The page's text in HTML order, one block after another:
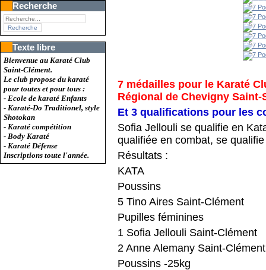
Recherche
Texte libre
Bienvenue au Karaté Club
Saint-Clément.
Le club propose du karaté
pour toutes et pour tous :
- Ecole de karaté Enfants
- Karaté-Do Traditionel, style
Shotokan
- Karaté compétition
- Body Karaté
- Karaté Défense
Inscriptions toute l'année.
7 médailles pour le Karaté
Régional de Chevigny Saint-
Et 3 qualifications pour les
Sofia Jellouli se qualifie en
qualifiée en combat, se
Résultats :
KATA
Poussins
5 Tino Aires Saint-Clément
Pupilles féminines
1 Sofia Jellouli Saint-Clément
2 Anne Alemany Saint-Clément
Poussins -25kg